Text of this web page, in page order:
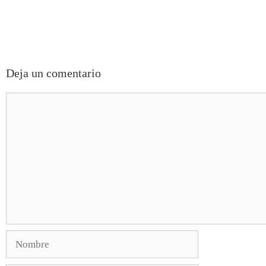
Deja un comentario